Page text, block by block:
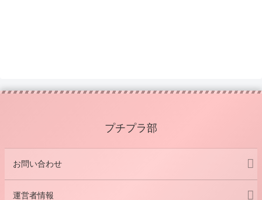
プチプラ部
お問い合わせ
運営者情報